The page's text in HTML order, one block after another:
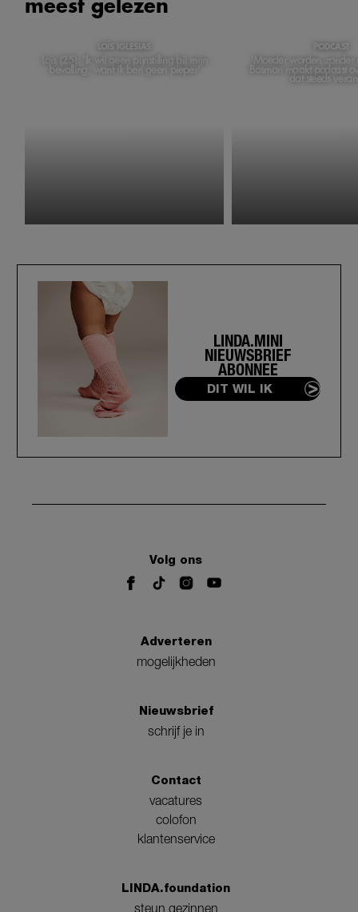
meest gelezen
LOÏS IGLESIAS
Loïs (25): 'Ik wil geen pijnstilling bij mijn
bevalling, want ik ben geen pieper'
PODCAST
'Moeder worden zonder
Bosman maakt podcast
dat steeds
LINDA.MINI
NIEUWSBRIEF
ABONNEE
DIT WIL IK
Volg ons
Adverteren
mogelijkheden
Nieuwsbrief
schrijf je in
Contact
vacatures
colofon
klantenservice
LINDA.foundation
steun gezinnen